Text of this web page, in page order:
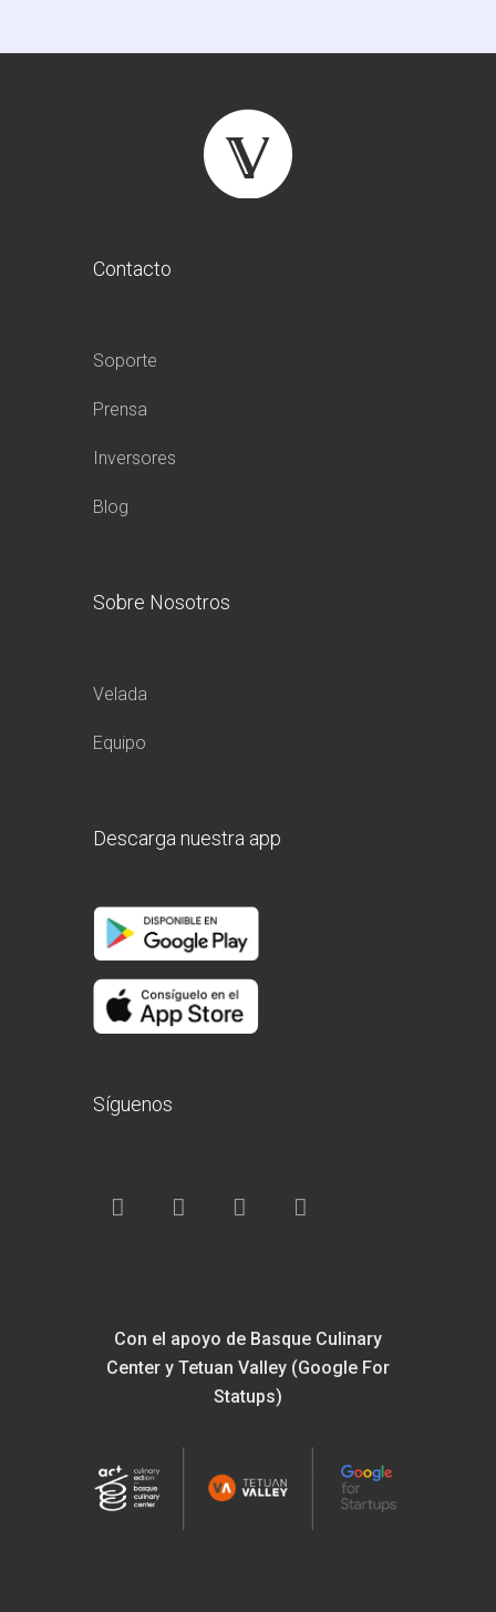
Contacto
Soporte
Prensa
Inversores
Blog
Sobre Nosotros
Velada
Equipo
Descarga nuestra app
Síguenos
Con el apoyo de Basque Culinary
Center y Tetuan Valley (Google For
Statups)